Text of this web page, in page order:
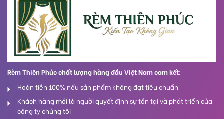
Rèm Thiên Phúc chất lượng hàng đầu Việt Nam cam kết:
Hoàn tiền 100% nếu sản phẩm không đạt tiêu chuẩn
Khách hàng mới là người quyết định sự tồn tại và phát triển của
công ty chúng tôi